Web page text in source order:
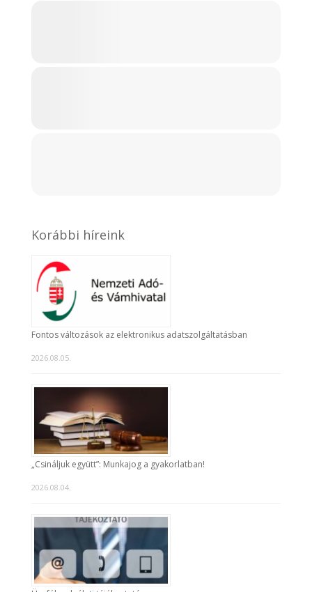
Korábbi híreink
Fontos változások az elektronikus adatszolgáltatásban
2026.08.05.
„Csináljuk együtt”: Munkajog a gyakorlatban!
2026.08.04.